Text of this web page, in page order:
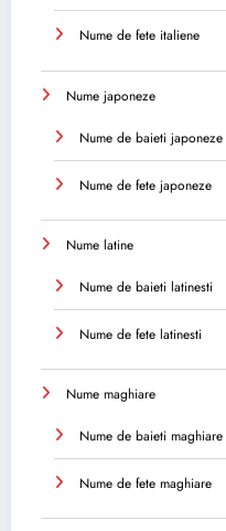
Nume de fete italiene
Nume japoneze
Nume de baieti japoneze
Nume de fete japoneze
Nume latine
Nume de baieti latinesti
Nume de fete latinesti
Nume maghiare
Nume de baieti maghiare
Nume de fete maghiare